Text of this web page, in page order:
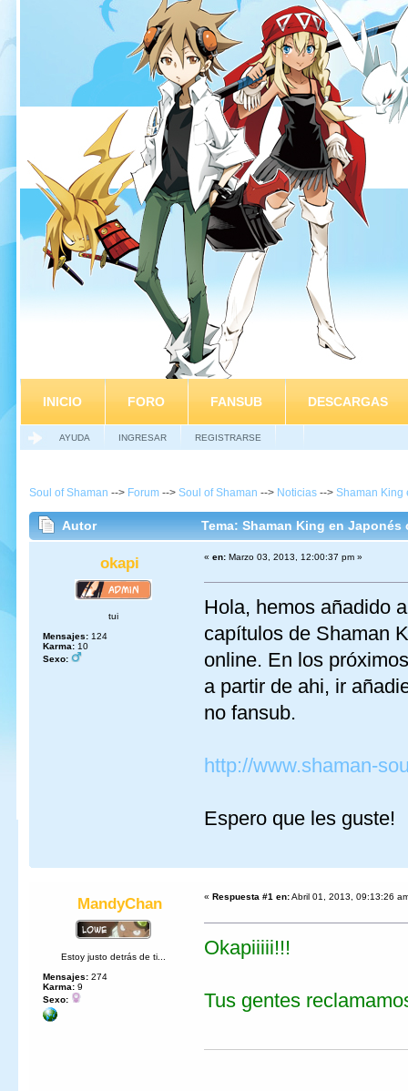
INICIO FORO FANSUB DESCARGAS
AYUDA INGRESAR REGISTRARSE
Soul of Shaman --> Forum --> Soul of Shaman --> Noticias --> Shaman King
Autor Tema: Shaman King en
okapi
tui
Mensajes: 124
Karma: 10
Sexo:
« en: Marzo 03, 2013, 12:00:37 pm »
Hola, hemos añadido
capítulos de Shaman
online. En los
a partir de ahi, ir
no fansub.
http://www.shaman-
Espero que les guste!
MandyChan
Estoy justo detrás de ti...
Mensajes: 274
Karma: 9
Sexo:
« Respuesta #1 en:Abril 01, 2013, 09:13:26
Okapiiiii!!!
Tus gentes